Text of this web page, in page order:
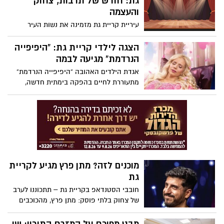
הגילאים.
והעצמה
עיריית קריית גת מזמינה את נשות העיר
לחודש מיוחד ומלא באירועי תרבות, בידור
והשראה לרגל יום האישה הבינלאומי. לאורך
סוף פברואר ותחילת מרץ יתקיימו מופעים
במיוחד.
הצגה לילדי קריית גת: “היפיפייה
הנרדמת” מגיעה לבמה
אגדת הילדים האהובה “היפיפייה הנרדמת”
מתעוררת לחיים בהפקה בימתית חדשה,
מוזיקלית וקסומה – חוויה תיאטרלית סוחפת
לכל המשפחה.
מוכנים לזה? מתן פרץ מגיע לקריית
גת
חובבי הסטנדאפ בקריית גת – תתכוננו לערב
של צחוק בלתי פוסק: מתן פרץ, מהכוכבים
הבולטים והמצחיקים בסצנת הסטנדאפ
הישראלית, מגיע לעיר עם מופע חדש, חד,